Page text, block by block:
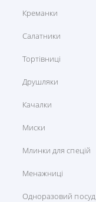
Креманки
Салатники
Тортівниці
Друшляки
Качалки
Миски
Млинки для спецій
Менажниці
Одноразовий посуд